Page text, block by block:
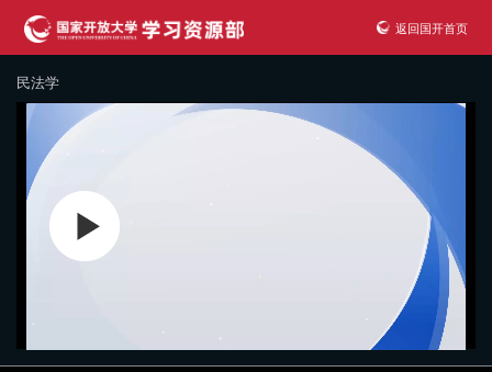
返回国开首页
民法学